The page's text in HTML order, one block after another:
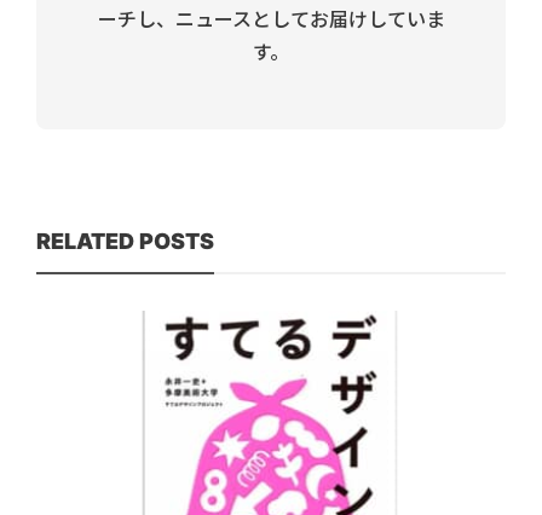
ーチし、ニュースとしてお届けしていま
す。
RELATED POSTS